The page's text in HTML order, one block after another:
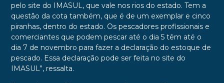
pelo site do IMASUL, que vale nos rios do estado. Tem a
questão da cota também, que é de um exemplar e cinco
piranhas, dentro do estado. Os pescadores profissionais e
comerciantes que podem pescar até o dia 5 têm até o
dia 7 de novembro para fazer a declaração do estoque de
pescado. Essa declaração pode ser feita no site do
IMASUL”, ressalta.